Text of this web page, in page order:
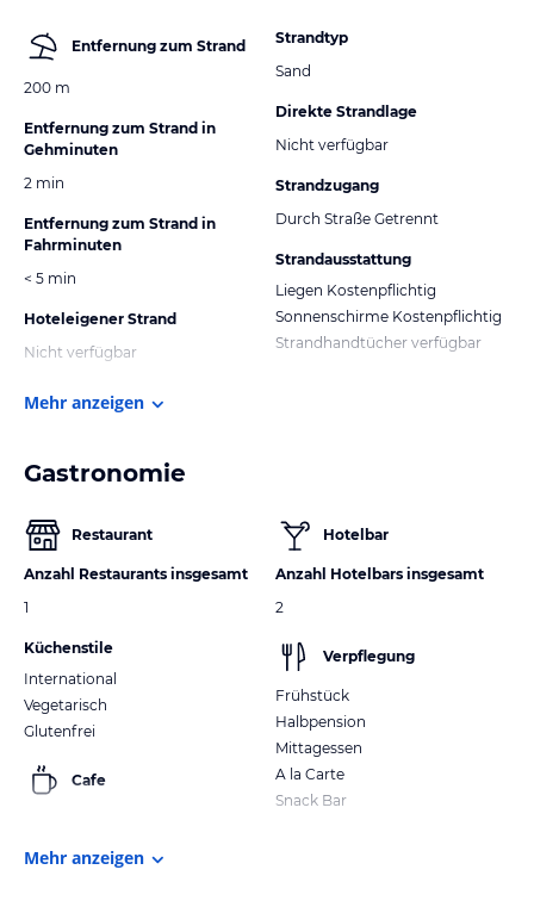
Entfernung zum Strand
200 m
Entfernung zum Strand in
Gehminuten
2 min
Entfernung zum Strand in
Fahrminuten
< 5 min
Hoteleigener Strand
Nicht verfügbar
Strandtyp
Sand
Direkte Strandlage
Nicht verfügbar
Strandzugang
Durch Straße Getrennt
Strandausstattung
Liegen Kostenpflichtig
Sonnenschirme Kostenpflichtig
Strandhandtücher verfügbar
Mehr anzeigen
Gastronomie
Restaurant
Anzahl Restaurants insgesamt
1
Küchenstile
International
Vegetarisch
Glutenfrei
Cafe
Hotelbar
Anzahl Hotelbars insgesamt
2
Verpflegung
Frühstück
Halbpension
Mittagessen
A la Carte
Snack Bar
Mehr anzeigen